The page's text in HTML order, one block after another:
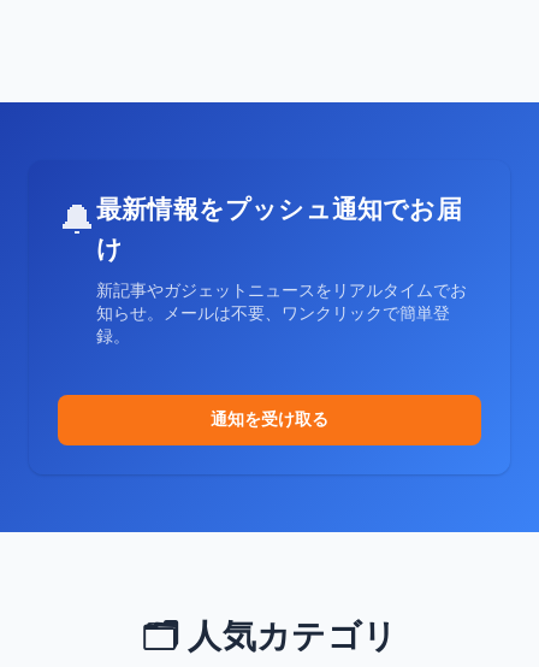
🔔最新情報をプッシュ通知でお届
け
新記事やガジェットニュースをリアルタイムでお
知らせ。メールは不要、ワンクリックで簡単登
録。
通知を受け取る
🗂️ 人気カテゴリ